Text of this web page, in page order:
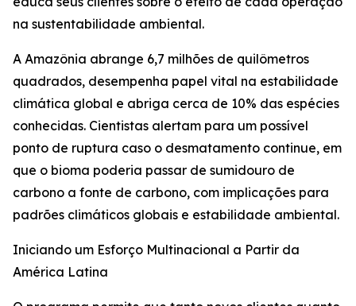
na sustentabilidade ambiental.
A Amazônia abrange 6,7 milhões de quilômetros
quadrados, desempenha papel vital na estabilidade
climática global e abriga cerca de 10% das espécies
conhecidas. Cientistas alertam para um possível
ponto de ruptura caso o desmatamento continue, em
que o bioma poderia passar de sumidouro de
carbono a fonte de carbono, com implicações para
padrões climáticos globais e estabilidade ambiental.
Iniciando um Esforço Multinacional a Partir da
América Latina